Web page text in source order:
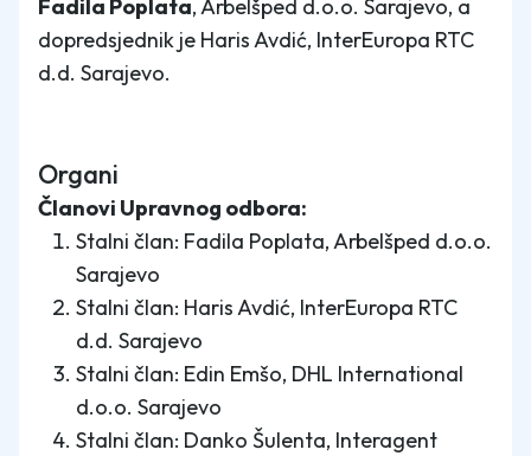
Fadila Poplata, Arbelšped d.o.o. Sarajevo, a
dopredsjednik je Haris Avdić, InterEuropa RTC
d.d. Sarajevo.
Organi
Članovi Upravnog odbora:
Stalni član: Fadila Poplata, Arbelšped d.o.o.
Sarajevo
Stalni član: Haris Avdić, InterEuropa RTC
d.d. Sarajevo
Stalni član: Edin Emšo, DHL International
d.o.o. Sarajevo
Stalni član: Danko Šulenta, Interagent